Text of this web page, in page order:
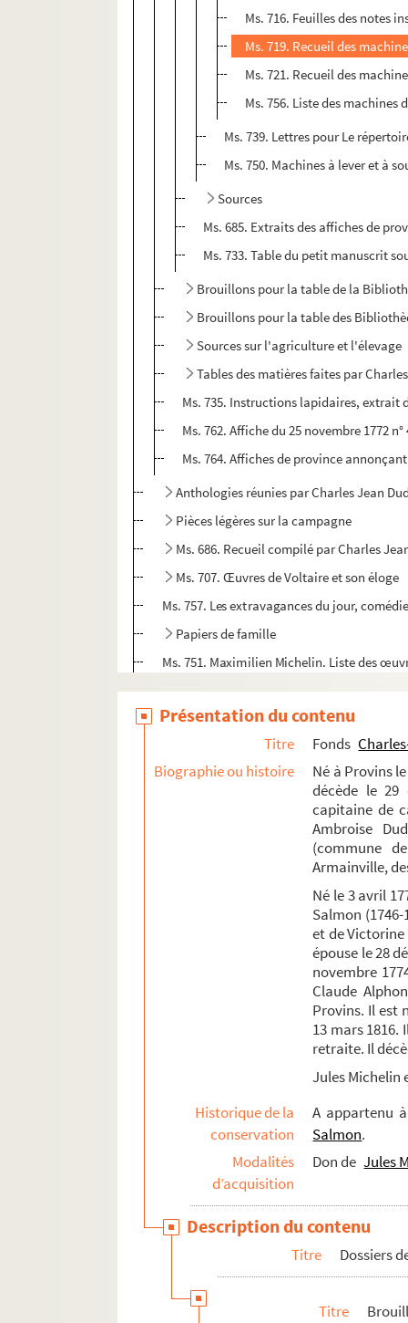
Ms. 716. Feuilles des notes
Ms. 719. Recueil des
Ms. 721. Recueil des
Ms. 756. Liste des machines
Ms. 739. Lettres pour Le
Ms. 750. Machines à lever et à
Sources
Ms. 685. Extraits des affiches de
Ms. 733. Table du petit manuscrit
Brouillons pour la table de la
Brouillons pour la table des
Sources sur l'agriculture et l'élevage
Tables des matières faites par
Ms. 735. Instructions lapidaires, extrait
Ms. 762. Affiche du 25 novembre 1772
Ms. 764. Affiches de province
Anthologies réunies par Charles Jean
Pièces légères sur la campagne
Ms. 686. Recueil compilé par Charles
Ms. 707. Œuvres de Voltaire et son éloge
Ms. 757. Les extravagances du jour,
Papiers de famille
Ms. 751. Maximilien Michelin. Liste des
Fonds Edme-Jean-Noël-Hénin
Fonds Pierre-Lebrun
Fonds Émile Lefèvre : notes et articles sur
Fonds Maximilien-Michelin, suite
Fonds Armand-Bernard-Moreau-de-La
Fonds de la famille Pétillon et de ses alliés
Présentation du contenu
Titre Fonds
Biographie ou histoire
Né à Provins
décède le
capitaine de
Ambroise
(commune
Armainville,
Né le 3 avril
Salmon
et de Victorine
épouse le 28
novembre
Claude
Provins. Il est
13 mars 1816.
retraite. Il
Jules Michelin
Historique de la
conservation
A appartenu
Salmon.
Modalités
d’acquisition
Don de Jules
Description du contenu
Titre Dossiers
Titre